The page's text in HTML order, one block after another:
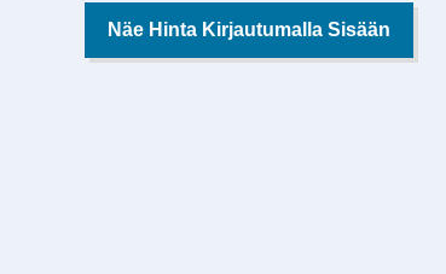
Näe Hinta Kirjautumalla Sisään